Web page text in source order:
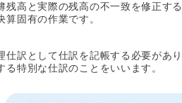
残高と実際の残高の不一致を修正す
固有の作業です。
訳として仕訳を記帳する必要があり
特別な仕訳のことをいいます。